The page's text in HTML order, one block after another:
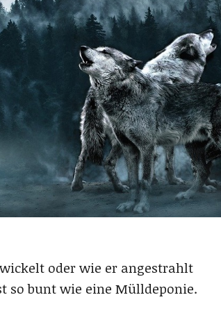
oder wie er angestrahlt
so bunt wie eine Mülldeponie.